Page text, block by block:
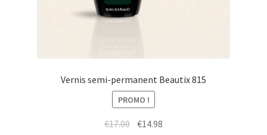
Vernis semi-permanent Beautix 815
PROMO !
€17.00 Le
€14.98